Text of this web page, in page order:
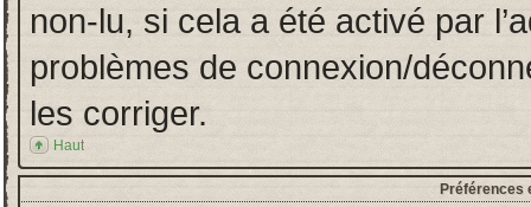
non-lu, si cela a été activé par
problèmes de connexion/
les corriger.
Haut
Préférences